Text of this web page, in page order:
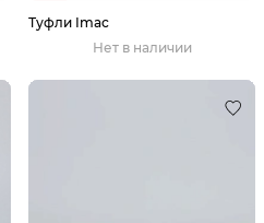
Туфли Imac
Нет в наличии